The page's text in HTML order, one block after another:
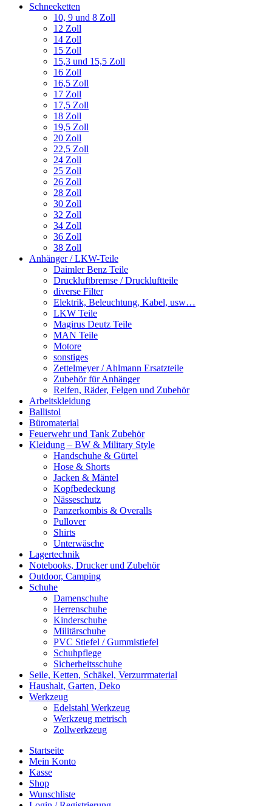
Schneeketten
10, 9 und 8 Zoll
12 Zoll
14 Zoll
15 Zoll
15,3 und 15,5 Zoll
16 Zoll
16,5 Zoll
17 Zoll
17,5 Zoll
18 Zoll
19,5 Zoll
20 Zoll
22,5 Zoll
24 Zoll
25 Zoll
26 Zoll
28 Zoll
30 Zoll
32 Zoll
34 Zoll
36 Zoll
38 Zoll
Anhänger / LKW-Teile
Daimler Benz Teile
Druckluftbremse / Druckluftteile
diverse Filter
Elektrik, Beleuchtung, Kabel, usw…
LKW Teile
Magirus Deutz Teile
MAN Teile
Motore
sonstiges
Zettelmeyer / Ahlmann Ersatzteile
Zubehör für Anhänger
Reifen, Räder, Felgen und Zubehör
Arbeitskleidung
Ballistol
Büromaterial
Feuerwehr und Tank Zubehör
Kleidung – BW & Military Style
Handschuhe & Gürtel
Hose & Shorts
Jacken & Mäntel
Kopfbedeckung
Nässeschutz
Panzerkombis & Overalls
Pullover
Shirts
Unterwäsche
Lagertechnik
Notebooks, Drucker und Zubehör
Outdoor, Camping
Schuhe
Damenschuhe
Herrenschuhe
Kinderschuhe
Militärschuhe
PVC Stiefel / Gummistiefel
Schuhpflege
Sicherheitsschuhe
Seile, Ketten, Schäkel, Verzurrmaterial
Haushalt, Garten, Deko
Werkzeug
Edelstahl Werkzeug
Werkzeug metrisch
Zollwerkzeug
Startseite
Mein Konto
Kasse
Shop
Wunschliste